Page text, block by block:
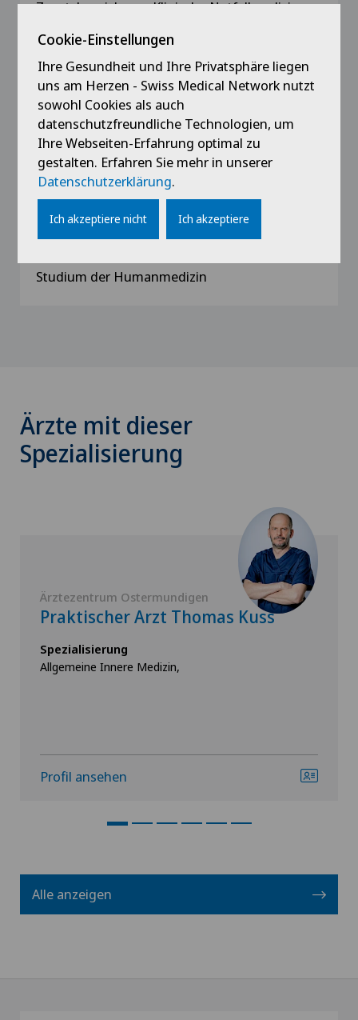
Zusatzbezeichung: Klinische Notfallmedizin
seit 2020
Facharzttitel: Allgemeine Innere Medizin
2008 - 2012
Medizinische Fakultät Carl Gustav Carus
Dresden
Studium der Humanmedizin
2006 - 2008
Philipps-Universität Marburg
Studium der Humanmedizin
Ärzte mit dieser
Spezialisierung
Ärztezentrum Ostermundigen
Praktischer Arzt Thomas Kuss
Spezialisierung
Allgemeine Innere Medizin,
Profil ansehen
Alle anzeigen
Cookie-Einstellungen
Ihre Gesundheit und Ihre Privatsphäre liegen
uns am Herzen - Swiss Medical Network nutzt
sowohl Cookies als auch
datenschutzfreundliche Technologien, um
Ihre Webseiten-Erfahrung optimal zu
gestalten. Erfahren Sie mehr in unserer
Datenschutzerklärung.
Ich akzeptiere nicht Ich akzeptiere